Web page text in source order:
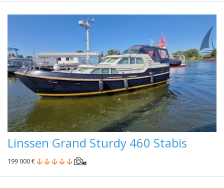
Linssen Grand Sturdy 460 Stabis
199 000 €